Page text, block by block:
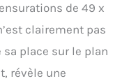
Le mode
la
vos desserts,
des
de 49 x
clairement pas
place sur le plan
révèle une